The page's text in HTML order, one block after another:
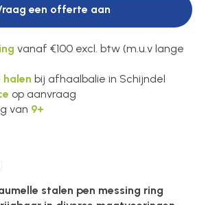
een offerte aan
vanaf €100 excl. btw (m.u.v lange
bij afhaalbalie in Schijndel
op aanvraag
van 9+
stalen pen messing ring